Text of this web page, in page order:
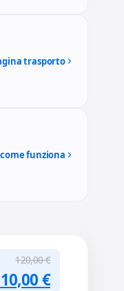
trasporto
funziona
120,00€
prezzo originale
€Il prezzo